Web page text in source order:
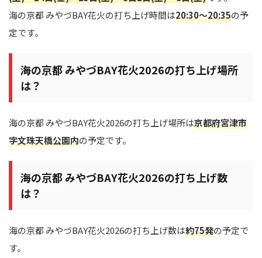
海の京都 みやづBAY花火の打ち上げ時間は20:30～20:35の予
定です。
海の京都 みやづBAY花火2026の打ち上げ場所
は？
海の京都 みやづBAY花火2026の打ち上げ場所は京都府宮津市
字文珠天橋公園内の予定です。
海の京都 みやづBAY花火2026の打ち上げ数
は？
海の京都 みやづBAY花火2026の打ち上げ数は約75発の予定で
す。